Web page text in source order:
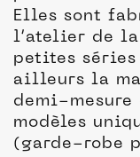
Elles sont
l’atelier de la
petites séries
ailleurs la
demi-mesure
modèles
(garde-robe